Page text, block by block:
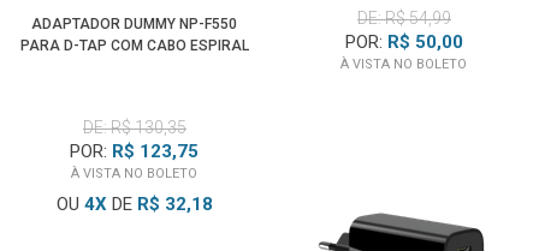
ADAPTADOR DUMMY NP-F550
PARA D-TAP COM CABO ESPIRAL
DE: R$ 130,35
POR: R$ 123,75
À VISTA NO BOLETO
OU 4XDE R$ 32,18
DE: R$ 54,99
POR: R$ 50,00
À VISTA NO BOLETO